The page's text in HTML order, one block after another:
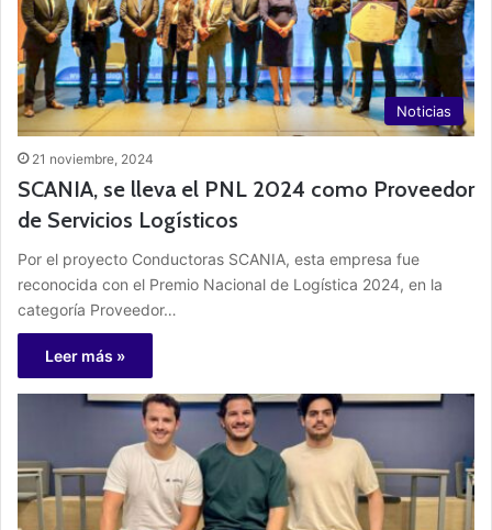
Noticias
21 noviembre, 2024
SCANIA, se lleva el PNL 2024 como Proveedor
de Servicios Logísticos
Por el proyecto Conductoras SCANIA, esta empresa fue
reconocida con el Premio Nacional de Logística 2024, en la
categoría Proveedor…
Leer más »